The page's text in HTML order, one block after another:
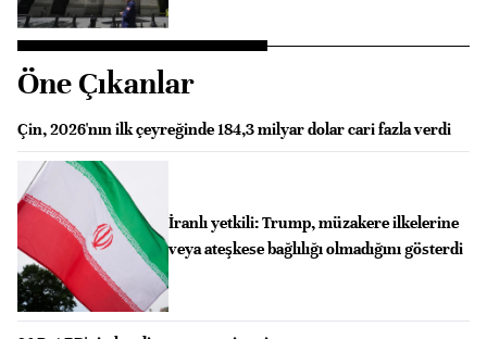
Öne Çıkanlar
Çin, 2026'nın ilk çeyreğinde 184,3 milyar dolar cari fazla verdi
İranlı yetkili: Trump, müzakere ilkelerine
veya ateşkese bağlılığı olmadığını gösterdi